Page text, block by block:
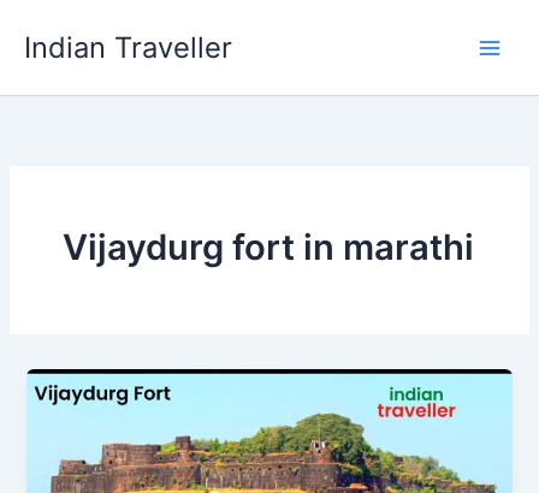
Indian Traveller
Vijaydurg fort in marathi